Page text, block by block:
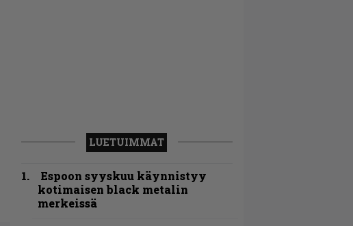
LUETUIMMAT
Espoon syyskuu käynnistyy
kotimaisen black metalin
merkeissä